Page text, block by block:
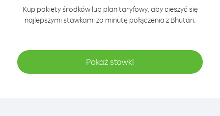
Kup pakiety środków lub plan taryfowy, aby cieszyć się
najlepszymi stawkami za minutę połączenia z Bhutan.
Pokaż stawki